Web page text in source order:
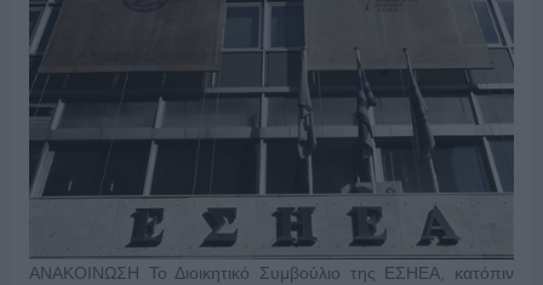
ΑΝΑΚΟΙΝΩΣΗ Το Διοικητικό Συμβούλιο της ΕΣΗΕΑ, κατόπιν